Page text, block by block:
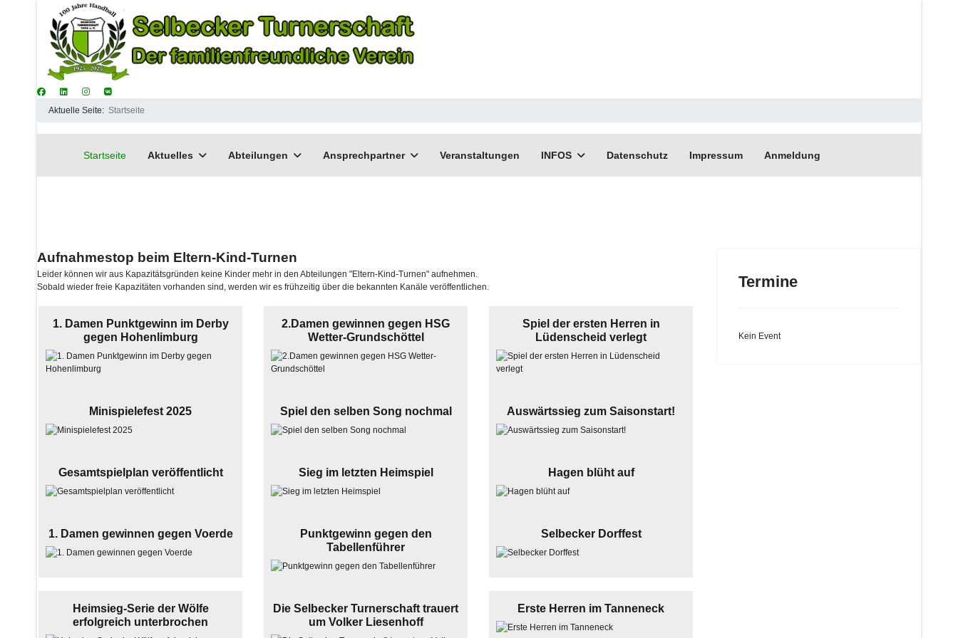
Aktuelle Seite: Startseite
Startseite Aktuelles Abteilungen Ansprechpartner Veranstaltungen INFOS Datenschutz Impressum Anmeldung
Aufnahmestop beim Eltern-Kind-Turnen
Leider können wir aus Kapazitätsgründen keine Kinder mehr in den Abteilungen "Eltern-Kind-Turnen" aufnehmen.
Sobald wieder freie Kapazitäten vorhanden sind, werden wir es frühzeitig über die bekannten Kanäle veröffentlichen.
1. Damen Punktgewinn im Derby
gegen Hohenlimburg
2.Damen gewinnen gegen HSG
Wetter-Grundschöttel
Spiel der ersten Herren in
Lüdenscheid verlegt
Minispielefest 2025 Spiel den selben Song nochmal Auswärtssieg zum Saisonstart!
Gesamtspielplan veröffentlicht Sieg im letzten Heimspiel Hagen blüht auf
1. Damen gewinnen gegen Voerde
Punktgewinn gegen den
Tabellenführer
Selbecker Dorffest
Heimsieg-Serie der Wölfe
erfolgreich unterbrochen
Die Selbecker Turnerschaft trauert
um Volker Liesenhoff
Erste Herren im Tanneneck
Termine
Kein Event